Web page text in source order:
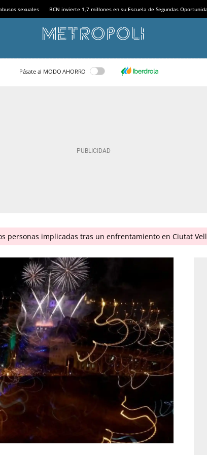
sexuales BCN invierte 1,7 millones en su Escuela de Segundas
Pásate al MODO AHORRO
personas implicadas tras un enfrentamiento en Ciutat